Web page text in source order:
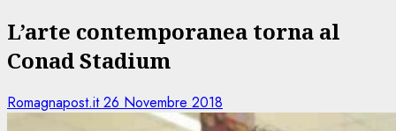
L’arte contemporanea torna al
Conad Stadium
Romagnapost.it26 Novembre 2018